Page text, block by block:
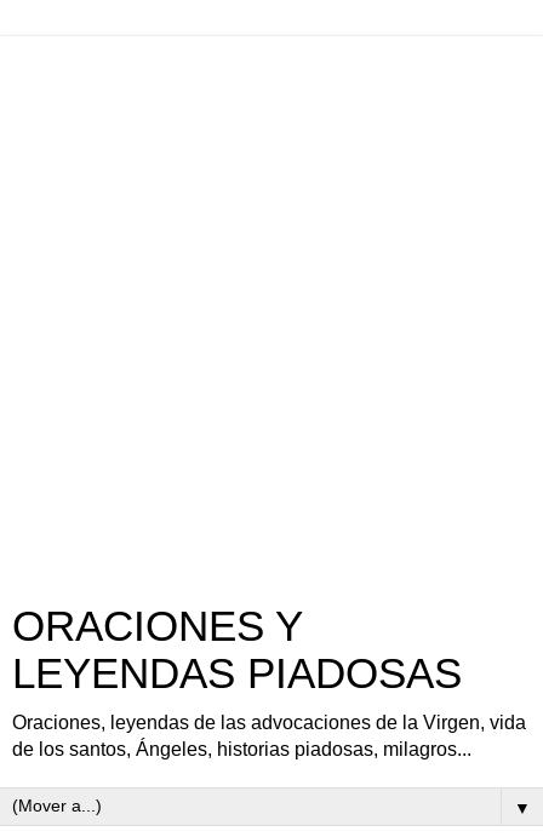
ORACIONES Y
LEYENDAS PIADOSAS
Oraciones, leyendas de las advocaciones de la Virgen, vida
de los santos, Ángeles, historias piadosas, milagros...
▼